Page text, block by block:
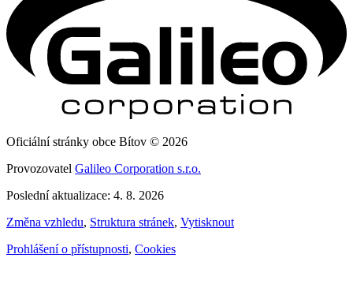
Oficiální stránky obce Bítov © 2026
Provozovatel Galileo Corporation s.r.o.
Poslední aktualizace: 4. 8. 2026
Změna vzhledu, Struktura stránek, Vytisknout
Prohlášení o přístupnosti, Cookies